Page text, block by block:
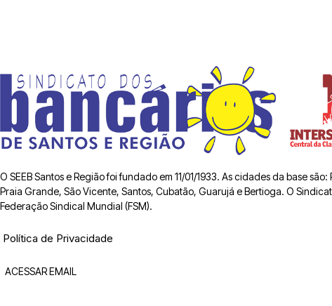
O SEEB Santos e Região foi fundado em 11/01/1933. As cidades da base
Praia Grande, São Vicente, Santos, Cubatão, Guarujá e Bertioga. O
Federação Sindical Mundial (FSM).
Política de Privacidade
ACESSAR EMAIL